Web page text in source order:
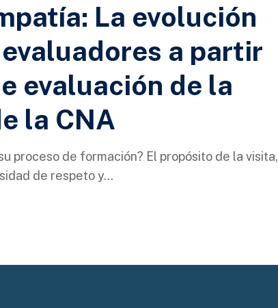
La evolución
a partir
evaluación de la
la CNA
proceso de formación? El propósito de la visita,
de respeto y...